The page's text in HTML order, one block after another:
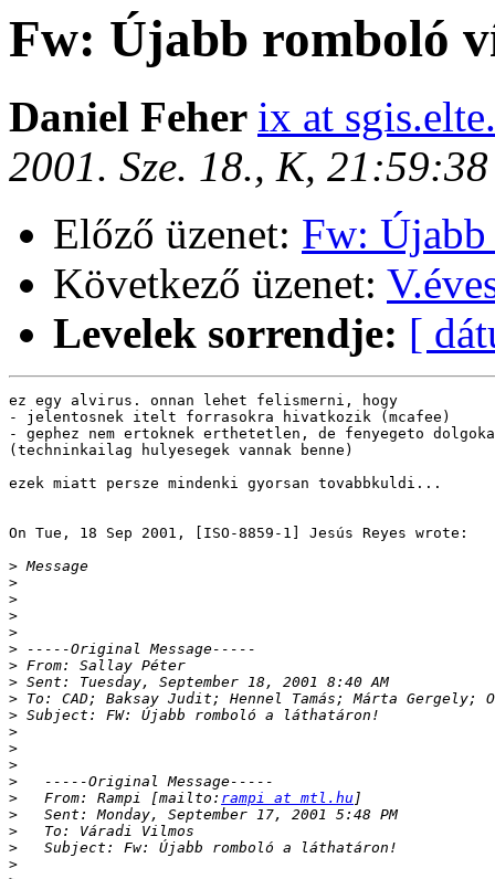
Fw: Újabb romboló
Daniel Feher ix at
2001. Sze. 18., K,
Előző üzenet: Fw:
Következő üzenet:
Levelek sorrendje: [
ez egy alvirus. onnan lehet felismerni, hogy
- jelentosnek itelt forrasokra hivatkozik (mcafee)
- gephez nem ertoknek erthetetlen, de fenyegeto
(techninkailag hulyesegek vannak benne)
ezek miatt persze mindenki gyorsan tovabbkuldi...
On Tue, 18 Sep 2001, [ISO-8859-1] Jesús Reyes wrote:
>
>
>
>
>
>
>
>
>
>
>
>
>
>
>
   From: Rampi [mailto:
rampi at mtl.hu
>
>
>
>